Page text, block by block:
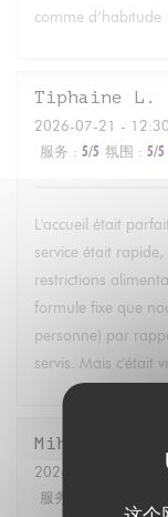
comme d’habitude
Tiphaine L
2026-07-21 -
服务 : 5/5 氛围 : 5/5
L'accueil était
service était
restrictions
formule fixe que
personne) par
servis. Mais c'était
Mihoko
2026-07-17
-
服务